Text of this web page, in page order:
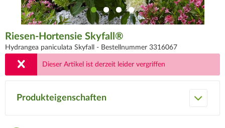
Riesen-Hortensie Skyfall®
Hydrangea paniculata Skyfall - Bestellnummer 3316067
Dieser Artikel ist derzeit leider vergriffen
Produkteigenschaften